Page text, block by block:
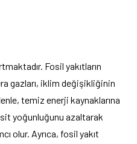
Fosil yakıtların
gazları, iklim değişikliğinin
temiz enerji kaynaklarına
yoğunluğunu azaltarak
olur. Ayrıca, fosil yakıt